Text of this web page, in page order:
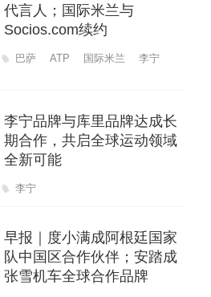
代言人；国际米兰与
Socios.com续约
巴萨 ATP 国际米兰
李宁
李宁品牌与库里品牌达成长
期合作，共启全球运动领域
全新可能
李宁
早报｜度小满成阿根廷国家
队中国区合作伙伴；安踏成
张雪机车全球合作品牌